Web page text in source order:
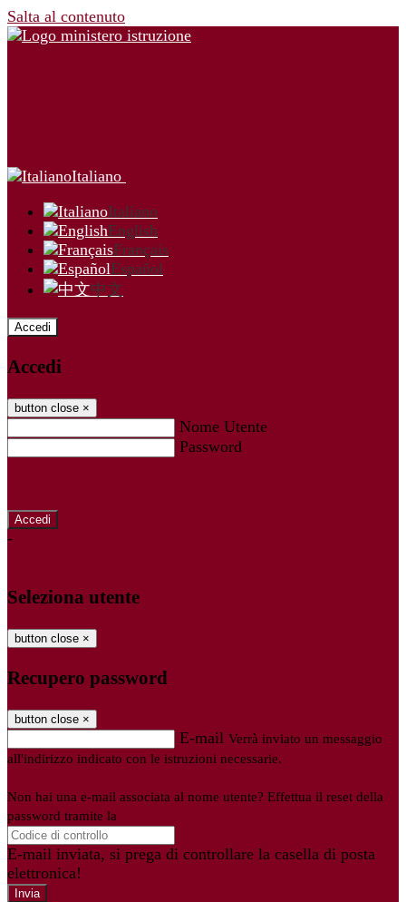
Salta al contenuto
Italiano
Italiano
English
Français
Español
中文
Accedi
Accedi
button close ×
Nome Utente
Password
-
Seleziona utente
button close ×
Recupero password
button close ×
E-mail Verrà inviato un messaggio
all'indirizzo indicato con le istruzioni necessarie.
Non hai una e-mail associata al nome utente? Effettua il reset della
password tramite la
E-mail inviata, si prega di controllare la casella di posta
elettronica!